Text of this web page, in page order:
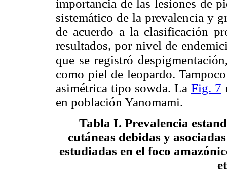
importancia de las lesiones de
sistemático de la prevalencia y
de acuerdo a la clasificación
resultados, por nivel de
que se registró
como piel de leopardo.
asimétrica tipo sowda. La Fig. 7
en población Yanomami.
Tabla I. Prevalencia
cutáneas debidas y
estudiadas en el foco